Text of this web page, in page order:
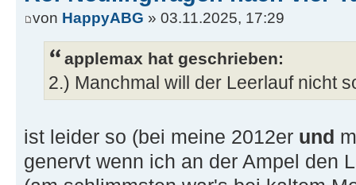
von HappyABG » 03.11.2025, 17:29
applemax hat geschrieben:
2.) Manchmal will der Leerlauf nicht
ist leider so (bei meine 2012er und
genervt wenn ich an der Ampel den